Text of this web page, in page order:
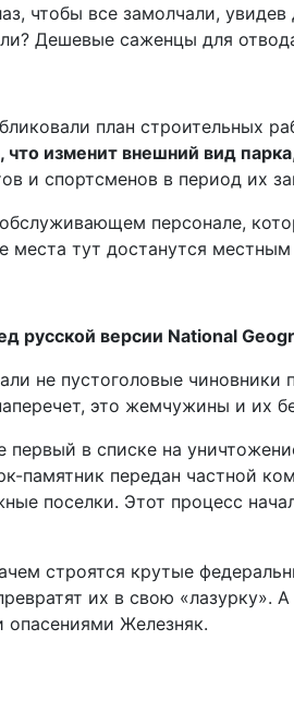
чтобы все замолчали,
Дешевые саженцы для
план строительных
что изменит внешний вид парка
и спортсменов в период
персонале,
места тут достанутся
русской версии National
не пустоголовые чиновники
это жемчужины и их
в списке на
памятник передан частной
поселки. Этот процесс
строятся крутые
их в свою «лазурку».
опасениями Железняк.